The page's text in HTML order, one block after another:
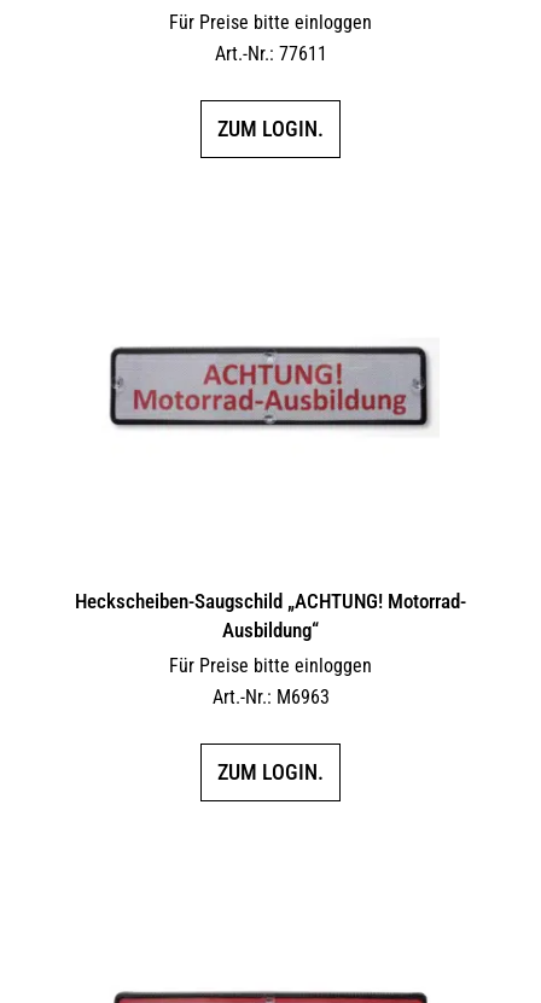
Für Preise bitte einloggen
Art.-Nr.: 77611
ZUM LOGIN.
Heckscheiben-Saugschild „ACHTUNG! Motorrad-
Ausbildung“
Für Preise bitte einloggen
Art.-Nr.: M6963
ZUM LOGIN.